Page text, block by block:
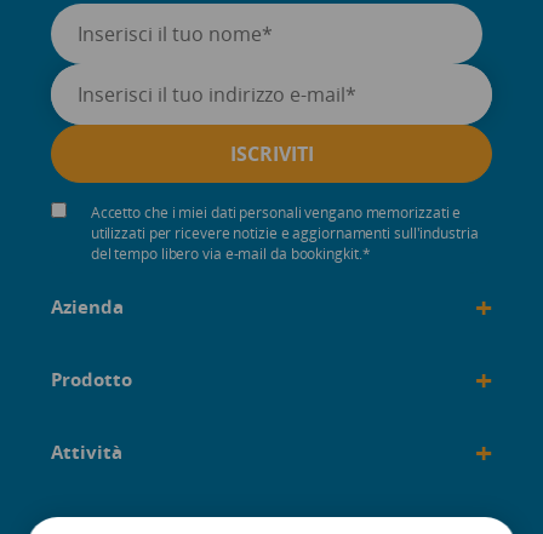
Accetto che i miei dati personali vengano memorizzati e
utilizzati per ricevere notizie e aggiornamenti sull'industria
del tempo libero via e-mail da bookingkit.*
Azienda +
Prodotto +
Attività +
Costruito per +